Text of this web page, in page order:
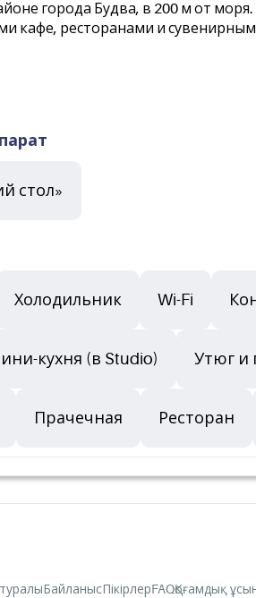
города Будва, в 200 м от
кафе, ресторанами и
стол»
Холодильник Wi-Fi
кухня (в Studio) Утюг и
Прачечная Ресторан
туралыБайланысПікірлерFAQҚоғамдық